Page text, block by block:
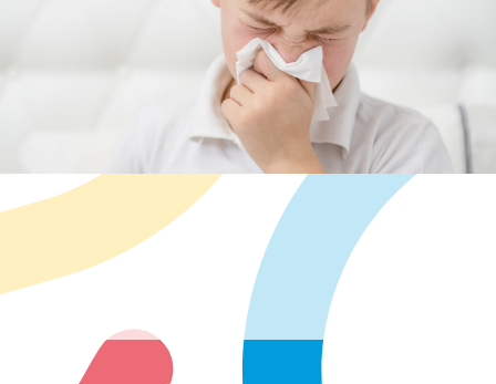
Indikacijsko područje rada ambulante:
Bolesti dišnog sustava djece:
-prirođene anomalije
-infekcije gornjih i donjih dišnih putova
-upale pluća
-upalne opstrukcije dišnih putova
-dječja astma
-rijetke plućne bolesti
-kronični ili ponavljajući respiratorni simptomi
-dugotrajni ponavljajući kašalj
Alergijske bolesti djece:
- atopijski dermatitis
- alergijski simptomi gornjih dišnih putova